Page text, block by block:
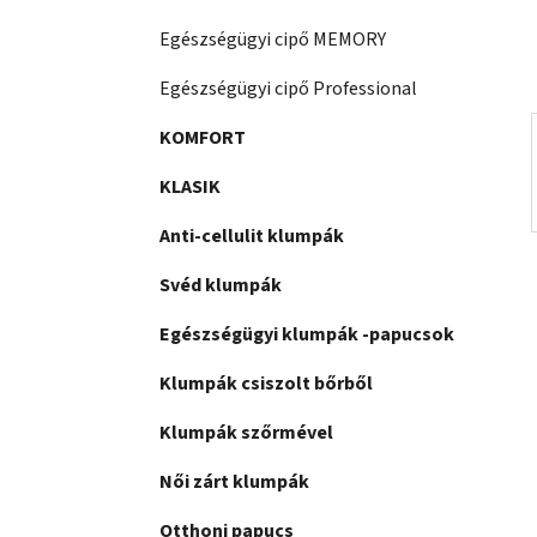
Egészségügyi cipő MEMORY
Egészségügyi cipő Professional
KOMFORT
KLASIK
Anti-cellulit klumpák
Svéd klumpák
Egészségügyi klumpák -papucsok
Klumpák csiszolt bőrből
Klumpák szőrmével
Női zárt klumpák
Otthoni papucs